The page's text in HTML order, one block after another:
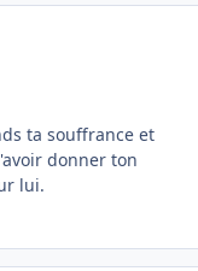
ta souffrance et
donner ton
lui.